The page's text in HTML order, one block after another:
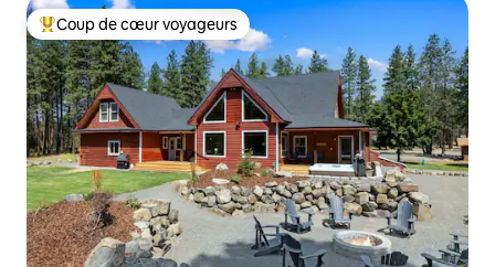
Coups de cœur voyageurs les plus appréciés
Coup de cœur voyageurs